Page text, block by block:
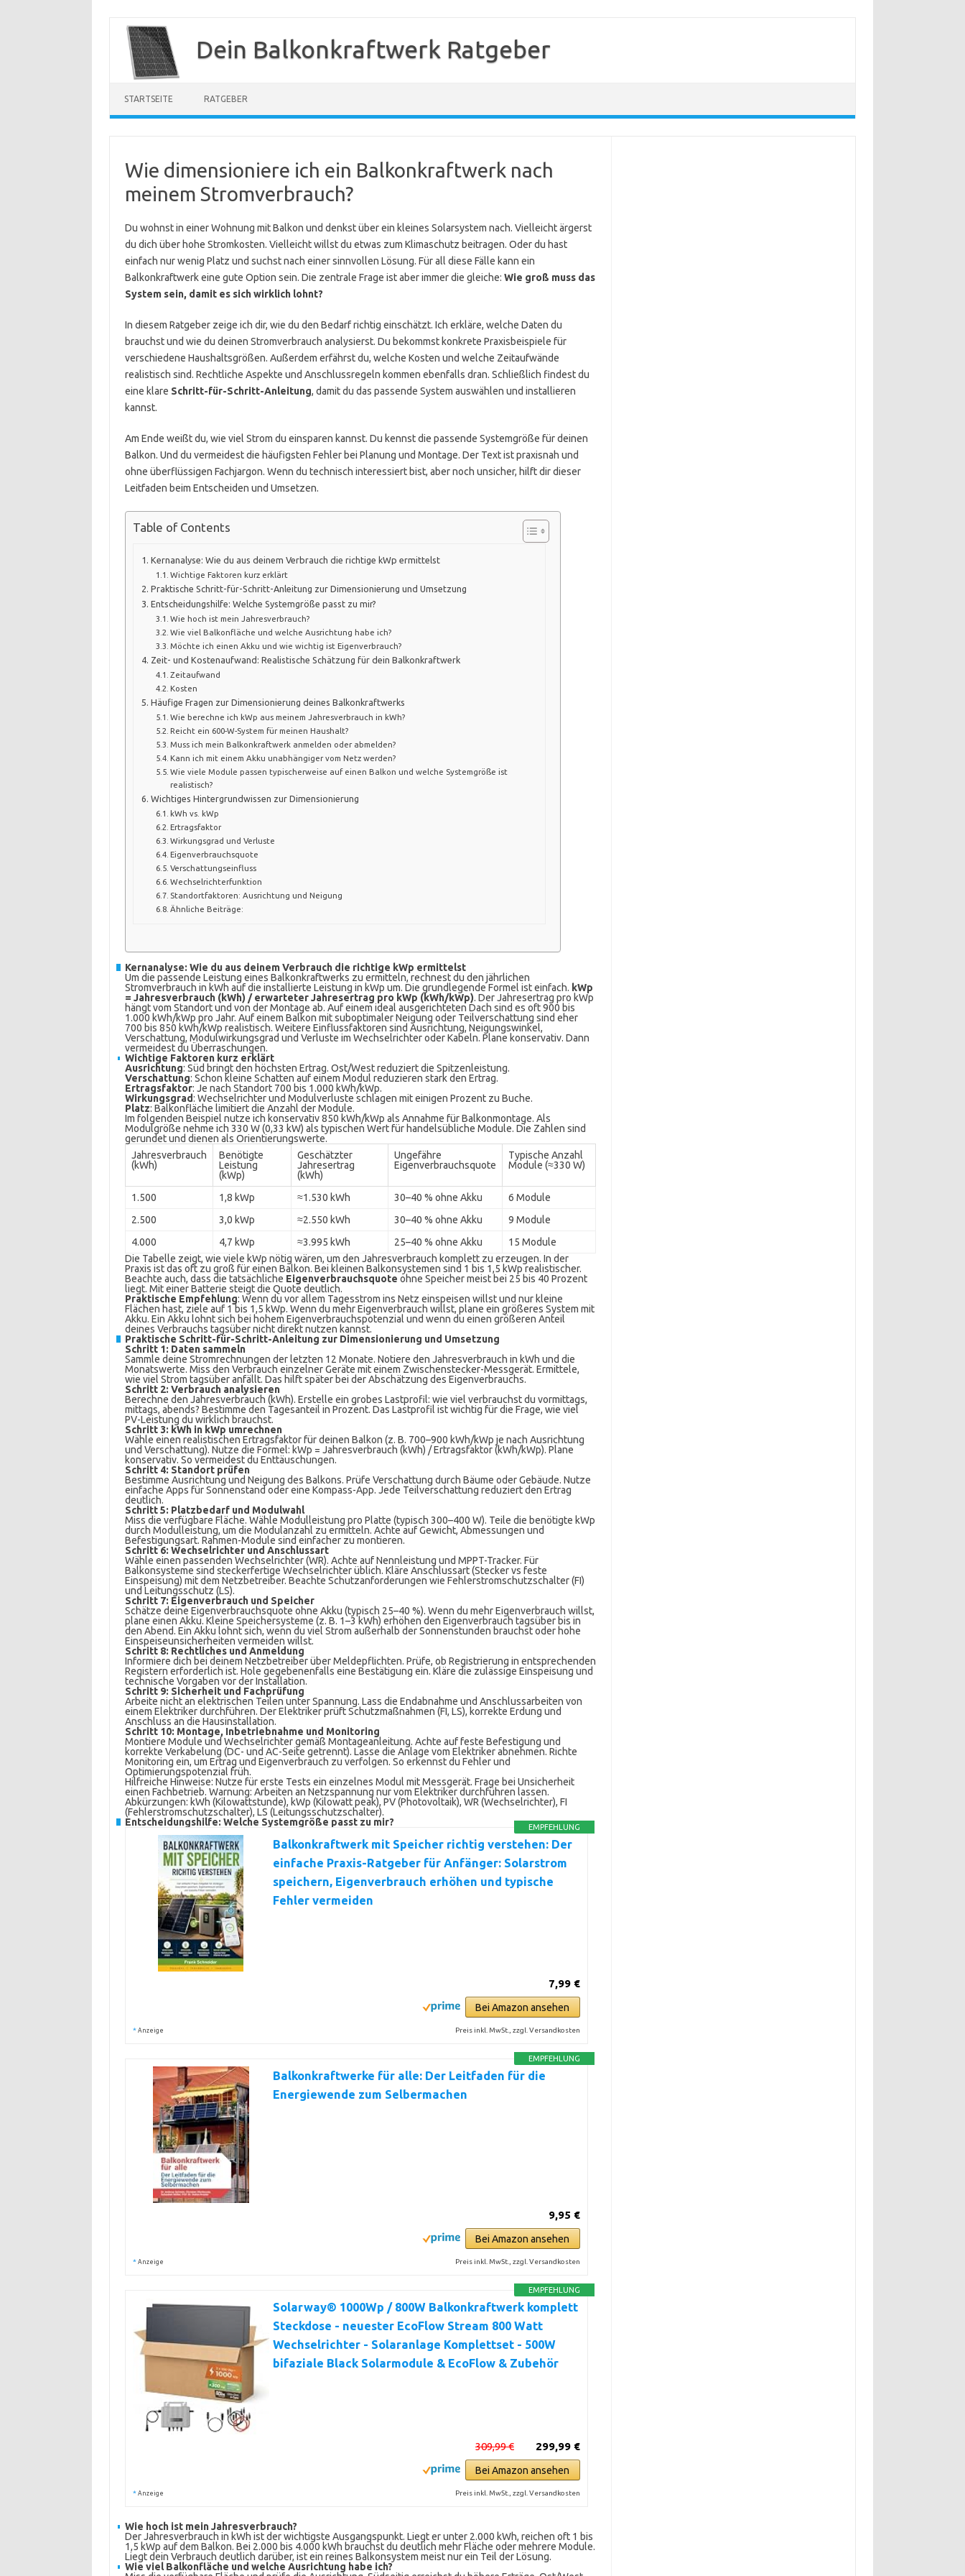
Inhalt
springen
Dein Balkonkraftwerk Ratgeber
STARTSEITE RATGEBER
Wie dimensioniere ich ein Balkonkraftwerk nach
meinem Stromverbrauch?
Du wohnst in einer Wohnung mit Balkon und denkst über ein kleines Solarsystem nach. Vielleicht ärgerst
du dich über hohe Stromkosten. Vielleicht willst du etwas zum Klimaschutz beitragen. Oder du hast
einfach nur wenig Platz und suchst nach einer sinnvollen Lösung. Für all diese Fälle kann ein
Balkonkraftwerk eine gute Option sein. Die zentrale Frage ist aber immer die gleiche: Wie groß muss das
System sein, damit es sich wirklich lohnt?
In diesem Ratgeber zeige ich dir, wie du den Bedarf richtig einschätzt. Ich erkläre, welche Daten du
brauchst und wie du deinen Stromverbrauch analysierst. Du bekommst konkrete Praxisbeispiele für
verschiedene Haushaltsgrößen. Außerdem erfährst du, welche Kosten und welche Zeitaufwände
realistisch sind. Rechtliche Aspekte und Anschlussregeln kommen ebenfalls dran. Schließlich findest du
eine klare Schritt-für-Schritt-Anleitung, damit du das passende System auswählen und installieren
kannst.
Am Ende weißt du, wie viel Strom du einsparen kannst. Du kennst die passende Systemgröße für deinen
Balkon. Und du vermeidest die häufigsten Fehler bei Planung und Montage. Der Text ist praxisnah und
ohne überflüssigen Fachjargon. Wenn du technisch interessiert bist, aber noch unsicher, hilft dir dieser
Leitfaden beim Entscheiden und Umsetzen.
Table of Contents
Kernanalyse: Wie du aus deinem Verbrauch die richtige kWp ermittelst
Wichtige Faktoren kurz erklärt
Praktische Schritt-für-Schritt-Anleitung zur Dimensionierung und Umsetzung
Entscheidungshilfe: Welche Systemgröße passt zu mir?
Wie hoch ist mein Jahresverbrauch?
Wie viel Balkonfläche und welche Ausrichtung habe ich?
Möchte ich einen Akku und wie wichtig ist Eigenverbrauch?
Zeit- und Kostenaufwand: Realistische Schätzung für dein Balkonkraftwerk
Zeitaufwand
Kosten
Häufige Fragen zur Dimensionierung deines Balkonkraftwerks
Wie berechne ich kWp aus meinem Jahresverbrauch in kWh?
Reicht ein 600-W-System für meinen Haushalt?
Muss ich mein Balkonkraftwerk anmelden oder abmelden?
Kann ich mit einem Akku unabhängiger vom Netz werden?
Wie viele Module passen typischerweise auf einen Balkon und welche Systemgröße ist
realistisch?
Wichtiges Hintergrundwissen zur Dimensionierung
kWh vs. kWp
Ertragsfaktor
Wirkungsgrad und Verluste
Eigenverbrauchsquote
Verschattungseinfluss
Wechselrichterfunktion
Standortfaktoren: Ausrichtung und Neigung
Ähnliche Beiträge:
Kernanalyse: Wie du aus deinem Verbrauch die richtige kWp ermittelst
Um die passende Leistung eines Balkonkraftwerks zu ermitteln, rechnest du den jährlichen
Stromverbrauch in kWh auf die installierte Leistung in kWp um. Die grundlegende Formel ist einfach. kWp
= Jahresverbrauch (kWh) / erwarteter Jahresertrag pro kWp (kWh/kWp). Der Jahresertrag pro kWp
hängt vom Standort und von der Montage ab. Auf einem ideal ausgerichteten Dach sind es oft 900 bis
1.000 kWh/kWp pro Jahr. Auf einem Balkon mit suboptimaler Neigung oder Teilverschattung sind eher
700 bis 850 kWh/kWp realistisch. Weitere Einflussfaktoren sind Ausrichtung, Neigungswinkel,
Verschattung, Modulwirkungsgrad und Verluste im Wechselrichter oder Kabeln. Plane konservativ. Dann
vermeidest du Überraschungen.
Wichtige Faktoren kurz erklärt
Ausrichtung: Süd bringt den höchsten Ertrag. Ost/West reduziert die Spitzenleistung.
Verschattung: Schon kleine Schatten auf einem Modul reduzieren stark den Ertrag.
Ertragsfaktor: Je nach Standort 700 bis 1.000 kWh/kWp.
Wirkungsgrad: Wechselrichter und Modulverluste schlagen mit einigen Prozent zu Buche.
Platz: Balkonfläche limitiert die Anzahl der Module.
Im folgenden Beispiel nutze ich konservativ 850 kWh/kWp als Annahme für Balkonmontage. Als
Modulgröße nehme ich 330 W (0,33 kW) als typischen Wert für handelsübliche Module. Die Zahlen sind
gerundet und dienen als Orientierungswerte.
Jahresverbrauch
(kWh)
Benötigte
Leistung
(kWp)
Geschätzter
Jahresertrag
(kWh)
Ungefähre
Eigenverbrauchsquote
Typische Anzahl
Module (≈330 W)
1.500 1,8 kWp ≈1.530 kWh 30–40 % ohne Akku
6 Module
2.500
3,0 kWp ≈2.550 kWh 30–40 % ohne Akku
9 Module
4.000
4,7 kWp ≈3.995 kWh 25–40 % ohne Akku
15 Module
Die Tabelle zeigt, wie viele kWp nötig wären, um den Jahresverbrauch komplett zu erzeugen. In der
Praxis ist das oft zu groß für einen Balkon. Bei kleinen Balkonsystemen sind 1 bis 1,5 kWp realistischer.
Beachte auch, dass die tatsächliche Eigenverbrauchsquote ohne Speicher meist bei 25 bis 40 Prozent
liegt. Mit einer Batterie steigt die Quote deutlich.
Praktische Empfehlung: Wenn du vor allem Tagesstrom ins Netz einspeisen willst und nur kleine
Flächen hast, ziele auf 1 bis 1,5 kWp. Wenn du mehr Eigenverbrauch willst, plane ein größeres System mit
Akku. Ein Akku lohnt sich bei hohem Eigenverbrauchspotenzial und wenn du einen größeren Anteil
deines Verbrauchs tagsüber nicht direkt nutzen kannst.
Praktische Schritt-für-Schritt-Anleitung zur Dimensionierung und Umsetzung
Schritt 1: Daten sammeln
Sammle deine Stromrechnungen der letzten 12 Monate. Notiere den Jahresverbrauch in kWh und die
Monatswerte. Miss den Verbrauch einzelner Geräte mit einem Zwischenstecker-Messgerät. Ermittele,
wie viel Strom tagsüber anfällt. Das hilft später bei der Abschätzung des Eigenverbrauchs.
Schritt 2: Verbrauch analysieren
Berechne den Jahresverbrauch (kWh). Erstelle ein grobes Lastprofil: wie viel verbrauchst du vormittags,
mittags, abends? Bestimme den Tagesanteil in Prozent. Das Lastprofil ist wichtig für die Frage, wie viel
PV-Leistung du wirklich brauchst.
Schritt 3: kWh in kWp umrechnen
Wähle einen realistischen Ertragsfaktor für deinen Balkon (z. B. 700–900 kWh/kWp je nach Ausrichtung
und Verschattung). Nutze die Formel: kWp = Jahresverbrauch (kWh) / Ertragsfaktor (kWh/kWp). Plane
konservativ. So vermeidest du Enttäuschungen.
Schritt 4: Standort prüfen
Bestimme Ausrichtung und Neigung des Balkons. Prüfe Verschattung durch Bäume oder Gebäude. Nutze
einfache Apps für Sonnenstand oder eine Kompass-App. Jede Teilverschattung reduziert den Ertrag
deutlich.
Schritt 5: Platzbedarf und Modulwahl
Miss die verfügbare Fläche. Wähle Modulleistung pro Platte (typisch 300–400 W). Teile die benötigte kWp
durch Modulleistung, um die Modulanzahl zu ermitteln. Achte auf Gewicht, Abmessungen und
Befestigungsart. Rahmen-Module sind einfacher zu montieren.
Schritt 6: Wechselrichter und Anschlussart
Wähle einen passenden Wechselrichter (WR). Achte auf Nennleistung und MPPT-Tracker. Für
Balkonsysteme sind steckerfertige Wechselrichter üblich. Kläre Anschlussart (Stecker vs feste
Einspeisung) mit dem Netzbetreiber. Beachte Schutzanforderungen wie Fehlerstromschutzschalter (FI)
und Leitungsschutz (LS).
Schritt 7: Eigenverbrauch und Speicher
Schätze deine Eigenverbrauchsquote ohne Akku (typisch 25–40 %). Wenn du mehr Eigenverbrauch willst,
plane einen Akku. Kleine Speichersysteme (z. B. 1–3 kWh) erhöhen den Eigenverbrauch tagsüber bis in
den Abend. Ein Akku lohnt sich, wenn du viel Strom außerhalb der Sonnenstunden brauchst oder hohe
Einspeiseunsicherheiten vermeiden willst.
Schritt 8: Rechtliches und Anmeldung
Informiere dich bei deinem Netzbetreiber über Meldepflichten. Prüfe, ob Registrierung in entsprechenden
Registern erforderlich ist. Hole gegebenenfalls eine Bestätigung ein. Kläre die zulässige Einspeisung und
technische Vorgaben vor der Installation.
Schritt 9: Sicherheit und Fachprüfung
Arbeite nicht an elektrischen Teilen unter Spannung. Lass die Endabnahme und Anschlussarbeiten von
einem Elektriker durchführen. Der Elektriker prüft Schutzmaßnahmen (FI, LS), korrekte Erdung und
Anschluss an die Hausinstallation.
Schritt 10: Montage, Inbetriebnahme und Monitoring
Montiere Module und Wechselrichter gemäß Montageanleitung. Achte auf feste Befestigung und
korrekte Verkabelung (DC- und AC-Seite getrennt). Lasse die Anlage vom Elektriker abnehmen. Richte
Monitoring ein, um Ertrag und Eigenverbrauch zu verfolgen. So erkennst du Fehler und
Optimierungspotenzial früh.
Hilfreiche Hinweise: Nutze für erste Tests ein einzelnes Modul mit Messgerät. Frage bei Unsicherheit
einen Fachbetrieb. Warnung: Arbeiten an Netzspannung nur vom Elektriker durchführen lassen.
Abkürzungen: kWh (Kilowattstunde), kWp (Kilowatt peak), PV (Photovoltaik), WR (Wechselrichter), FI
(Fehlerstromschutzschalter), LS (Leitungsschutzschalter).
Entscheidungshilfe: Welche Systemgröße passt zu mir?
EMPFEHLUNG
Balkonkraftwerk mit Speicher richtig verstehen: Der
einfache Praxis-Ratgeber für Anfänger: Solarstrom
speichern, Eigenverbrauch erhöhen und typische
Fehler vermeiden
7,99 €
Bei Amazon ansehen
* Anzeige Preis inkl. MwSt., zzgl. Versandkosten
EMPFEHLUNG
Balkonkraftwerke für alle: Der Leitfaden für die
Energiewende zum Selbermachen
9,95 €
Bei Amazon ansehen
* Anzeige Preis inkl. MwSt., zzgl. Versandkosten
EMPFEHLUNG
Solarway® 1000Wp / 800W Balkonkraftwerk komplett
Steckdose - neuester EcoFlow Stream 800 Watt
Wechselrichter - Solaranlage Komplettset - 500W
bifaziale Black Solarmodule & EcoFlow & Zubehör
299,99 €
309,99 €
Bei Amazon ansehen
* Anzeige Preis inkl. MwSt., zzgl. Versandkosten
Wie hoch ist mein Jahresverbrauch?
Der Jahresverbrauch in kWh ist der wichtigste Ausgangspunkt. Liegt er unter 2.000 kWh, reichen oft 1 bis
1,5 kWp auf dem Balkon. Bei 2.000 bis 4.000 kWh brauchst du deutlich mehr Fläche oder mehrere Module.
Liegt dein Verbrauch deutlich darüber, ist ein reines Balkonsystem meist nur ein Teil der Lösung.
Wie viel Balkonfläche und welche Ausrichtung habe ich?